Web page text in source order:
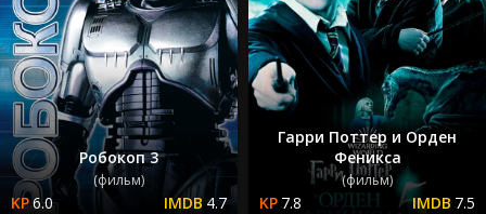
Робокоп 3
(фильм)
6.0 4.7
Гарри Поттер и Орден
Феникса
(фильм)
7.8 7.5